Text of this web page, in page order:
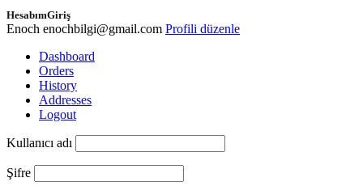
HesabımGiriş
Enoch enochbilgi@gmail.com Profili düzenle
Dashboard
Orders
History
Addresses
Logout
Kullanıcı adı
Şifre